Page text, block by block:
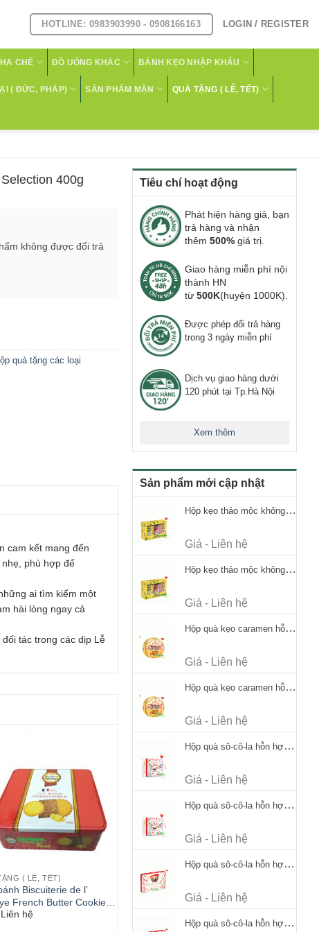
HOTLINE: 0983903990 - 0908166163 LOGIN / REGISTER
CHẾ ĐỒ UỐNG KHÁC BÁNH KẸO NHẬP KHẨU
( ĐỨC, PHÁP) SẢN PHẨM MẶN QUÀ TẶNG ( LỄ, TẾT)
Tiêu chí hoạt động
Phát hiện hàng giả, bạn
trả hàng và nhận
thêm 500% giá trị.
Giao hàng miễn phí nội
thành HN
từ 500K(huyện 1000K).
Được phép đổi trả hàng
trong 3 ngày miễn phí
Dịch vụ giao hàng dưới
120 phút tại Tp.Hà Nội
Xem thêm
Sản phẩm mới cập nhật
Hộp kẹo thảo mộc không đường Ricola Signature 112.5g
Giá - Liên hệ
Hộp kẹo thảo mộc không đường Ricola Signature 112.5g
Giá - Liên hệ
Hộp quà kẹo caramen hỗn hợp Werther's Original Caramel Candy 170g
Giá - Liên hệ
Hộp quà kẹo caramen hỗn hợp Werther's Original Caramel Candy 170g
Giá - Liên hệ
Hộp quà sô-cô-la hỗn hợp Merci Petits Chocolate Collection 125g thiếc
Giá - Liên hệ
Hộp quà sô-cô-la hỗn hợp Merci Petits Chocolate Collection 125g thiếc
Giá - Liên hệ
Hộp quà sô-cô-la hỗn hợp Merci Finest Selection 250g thiếc
Giá - Liên hệ
Hộp quà sô-cô-la hỗn hợp Merci Finest Selection 250g thiếc
400g
không được đổi trả
quà tặng các loại
cam kết mang đến
phù hợp để
ai tìm kiếm một
hài lòng ngay cả
tác trong các dịp Lễ
( LỄ, TẾT)
Biscuiterie de l’
French Butter Cookies
865g
hệ